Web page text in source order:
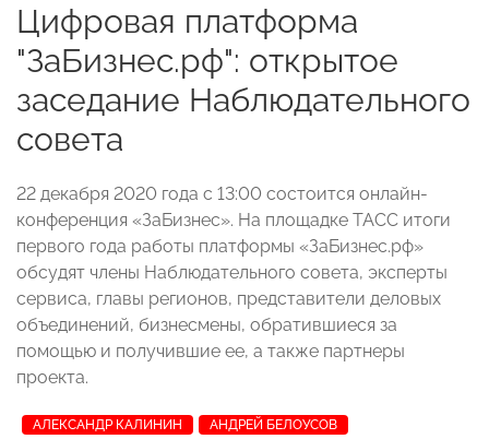
Цифровая платформа
"ЗаБизнес.рф": открытое
заседание Наблюдательного
совета
22 декабря 2020 года с 13:00 состоится онлайн-
конференция «ЗаБизнес». На площадке ТАСС итоги
первого года работы платформы «ЗаБизнес.рф»
обсудят члены Наблюдательного совета, эксперты
сервиса, главы регионов, представители деловых
объединений, бизнесмены, обратившиеся за
помощью и получившие ее, а также партнеры
проекта.
АЛЕКСАНДР КАЛИНИН АНДРЕЙ БЕЛОУСОВ